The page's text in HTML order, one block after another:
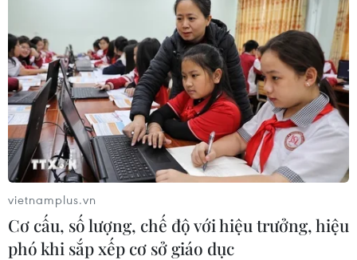
vietnamplus.vn
Cơ cấu, số lượng, chế độ với hiệu trưởng, hiệu
phó khi sắp xếp cơ sở giáo dục